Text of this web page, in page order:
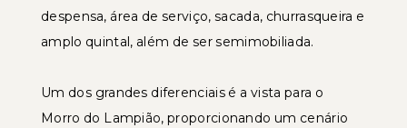
despensa, área de serviço, sacada, churrasqueira e
amplo quintal, além de ser semimobiliada.
Um dos grandes diferenciais é a vista para o
Morro do Lampião, proporcionando um cenário